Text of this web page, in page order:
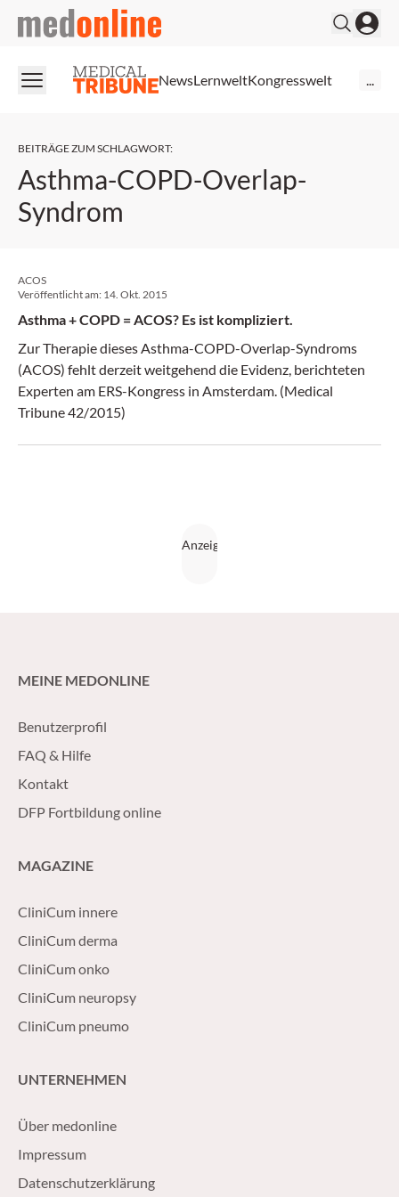
medonline
NewsLernweltKongresswelt
BEITRÄGE ZUM SCHLAGWORT:
Asthma-COPD-Overlap-
Syndrom
ACOS
Veröffentlicht am: 14. Okt. 2015
Asthma + COPD = ACOS? Es ist kompliziert.
Zur Therapie dieses Asthma-COPD-Overlap-Syndroms
(ACOS) fehlt derzeit weitgehend die Evidenz, berichteten
Experten am ERS-Kongress in Amsterdam. (Medical
Tribune 42/2015)
MEINE MEDONLINE
Benutzerprofil
FAQ & Hilfe
Kontakt
DFP Fortbildung online
MAGAZINE
CliniCum innere
CliniCum derma
CliniCum onko
CliniCum neuropsy
CliniCum pneumo
UNTERNEHMEN
Über medonline
Impressum
Datenschutzerklärung